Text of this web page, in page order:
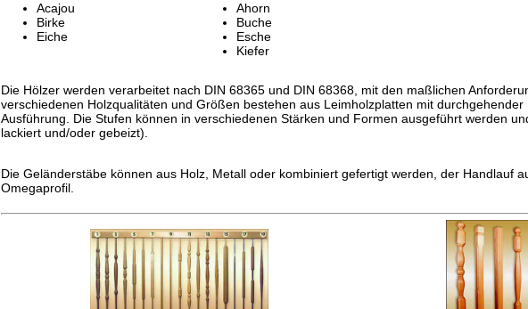
Acajou
Birke
Eiche
Ahorn
Buche
Esche
Kiefer
Die Hölzer werden verarbeitet nach DIN 68365 und DIN 68368, mit den maßlichen
verschiedenen Holzqualitäten und Größen bestehen aus Leimholzplatten mit
Ausführung. Die Stufen können in verschiedenen Stärken und Formen ausgeführt werden
lackiert und/oder gebeizt).
Die Geländerstäbe können aus Holz, Metall oder kombiniert gefertigt werden, der Handlauf
Omegaprofil.